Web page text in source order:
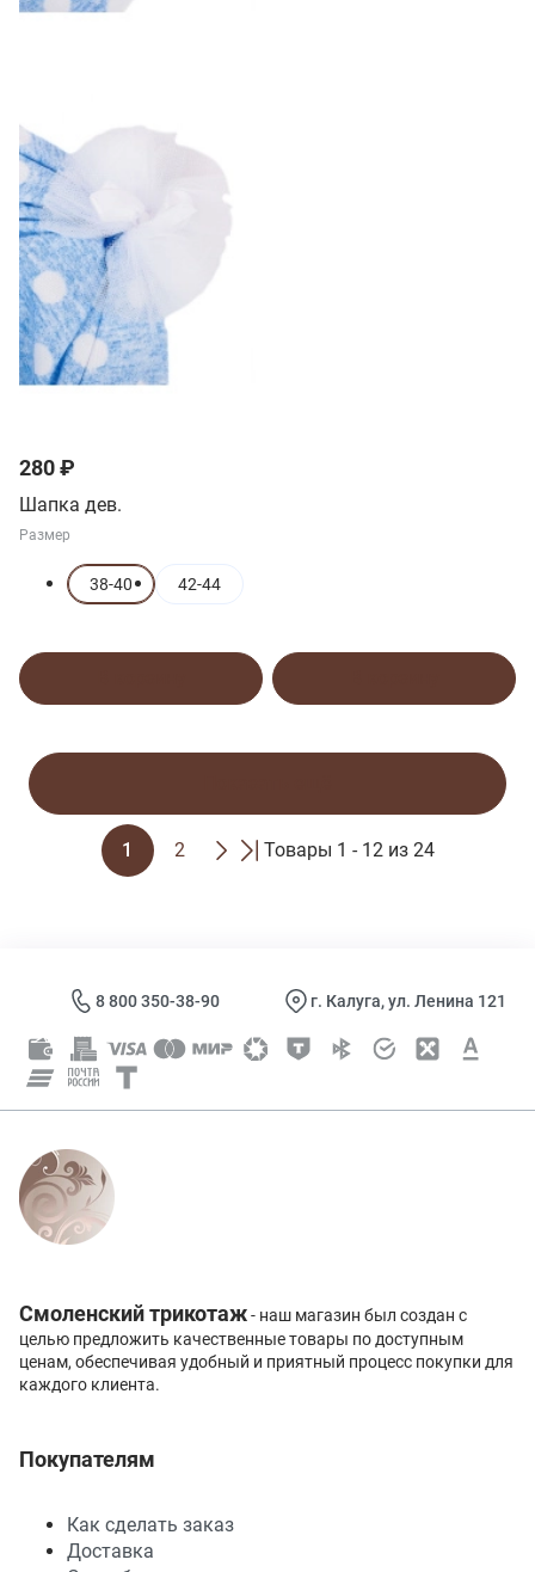
280 ₽
Шапка дев.
Размер
38-40 42-44
1 2 Товары 1 - 12 из 24
8 800 350-38-90 г. Калуга, ул. Ленина 121
Смоленский трикотаж- наш магазин был создан с
целью предложить качественные товары по доступным
ценам, обеспечивая удобный и приятный процесс покупки для
каждого клиента.
Покупателям
Как сделать заказ
Доставка